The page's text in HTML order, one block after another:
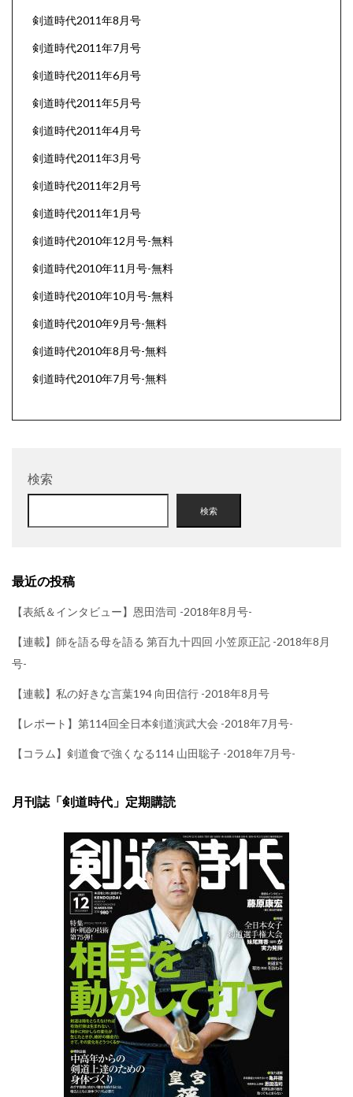
剣道時代2011年8月号
剣道時代2011年7月号
剣道時代2011年6月号
剣道時代2011年5月号
剣道時代2011年4月号
剣道時代2011年3月号
剣道時代2011年2月号
剣道時代2011年1月号
剣道時代2010年12月号-無料
剣道時代2010年11月号-無料
剣道時代2010年10月号-無料
剣道時代2010年9月号-無料
剣道時代2010年8月号-無料
剣道時代2010年7月号-無料
検索
検索
最近の投稿
【表紙＆インタビュー】恩田浩司 -2018年8月号-
【連載】師を語る母を語る 第百九十四回 小笠原正記 -2018年8月
号-
【連載】私の好きな言葉194 向田信行 -2018年8月号
【レポート】第114回全日本剣道演武大会 -2018年7月号-
【コラム】剣道食で強くなる114 山田聡子 -2018年7月号-
月刊誌「剣道時代」定期購読